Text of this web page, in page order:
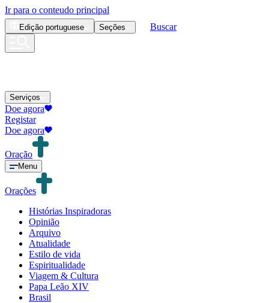
Ir para o conteudo principal
Edição portuguese Seções Buscar
Serviços
Doe agora
Registar
Doe agora
Oração
Menu
Orações
Histórias Inspiradoras
Opinião
Arquivo
Atualidade
Estilo de vida
Espiritualidade
Viagem & Cultura
Papa Leão XIV
Brasil